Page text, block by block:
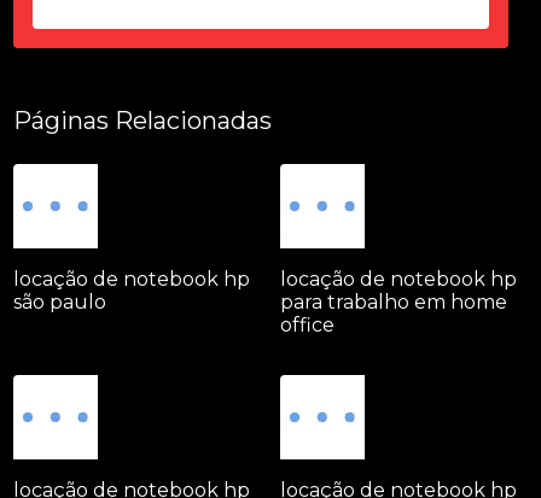
Páginas Relacionadas
locação de notebook hp
são paulo
locação de notebook hp
para trabalho em home
office
locação de notebook hp
locação de notebook hp